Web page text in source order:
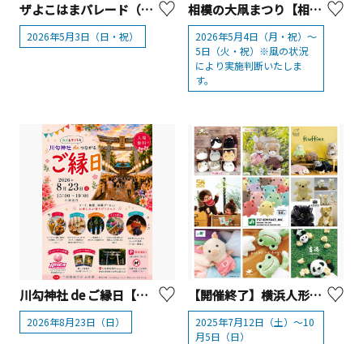
ザよこはまパレード（国際仮装行列）
2026年5月3日（日・祝）
相模の大凧まつり【相模原市】
2026年5月4日（月・祝）～
5日（火・祝）※風の状況
により実施判断いたしま
す。
川勾神社 de ご縁日【二宮町】
2026年8月23日（日）
【開催終了】横浜人形の家 2025年夏休み 展示・イベント
2025年7月12日（土）～10
月5日（日）